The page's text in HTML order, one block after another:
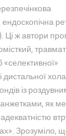
ендоскопічна
Ці ж автори
«селективної»
із
як
Зрозуміло,